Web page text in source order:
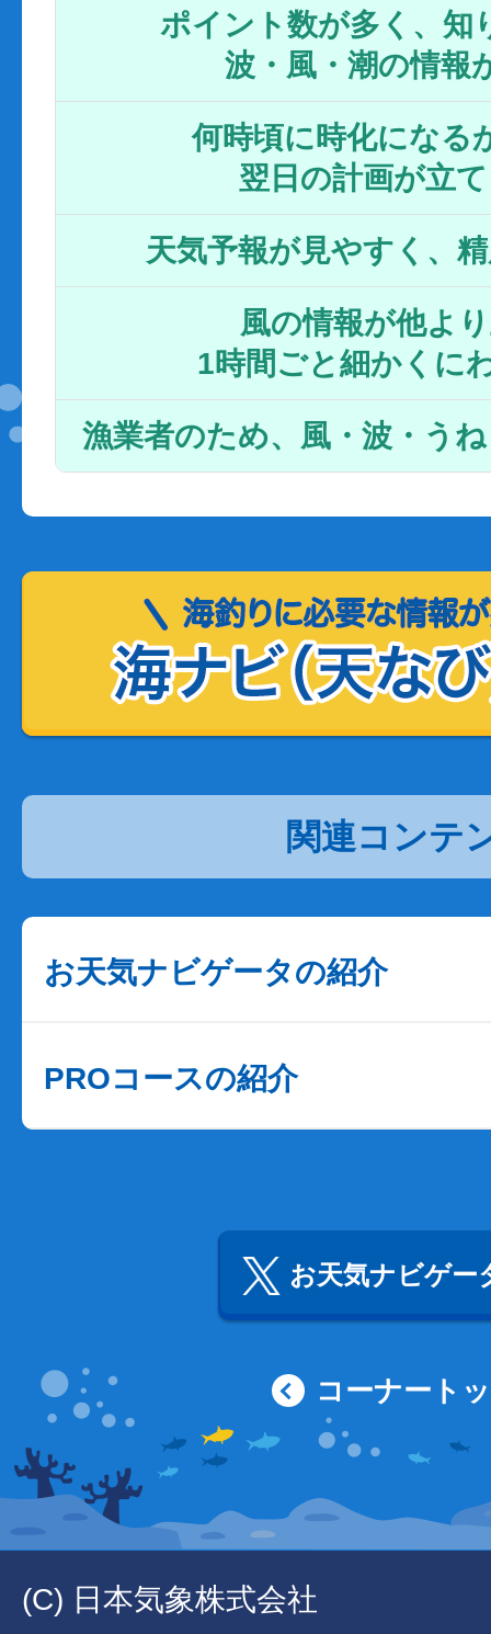
ポイント数が多く、知
波・風・潮の情報
何時頃に時化になる
翌日の計画が立
天気予報が見やすく、
風の情報が他よ
1時間ごと細かくに
漁業者のため、風・波・う
関連コンテ
お天気ナビゲータの紹介
PROコースの紹介
お天気ナビゲー
コーナート
(C) 日本気象株式会社